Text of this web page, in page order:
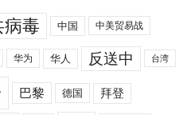
病毒 中国 中美贸易战
华为 华人 反送中 台湾
巴黎 德国 拜登